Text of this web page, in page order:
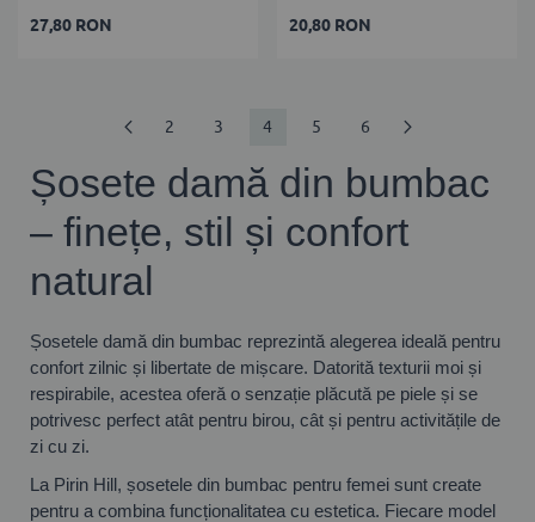
27,80 RON 20,80 RON
Pagină
Pagină
AnteriorPagină
2 Pagină
3
în
moment
citiți
4 Pagină
5 Pagină
6
Șosete damă din bumbac
– finețe, stil și confort
natural
Șosetele damă din bumbac reprezintă alegerea ideală pentru
confort zilnic și libertate de mișcare. Datorită texturii moi și
respirabile, acestea oferă o senzație plăcută pe piele și se
potrivesc perfect atât pentru birou, cât și pentru activitățile de
zi cu zi.
La Pirin Hill, șosetele din bumbac pentru femei sunt create
pentru a combina funcționalitatea cu estetica. Fiecare model